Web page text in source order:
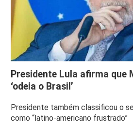
Presidente Lula afirma que
‘odeia o Brasil’
Presidente também classificou o
como “latino-americano frustrado”